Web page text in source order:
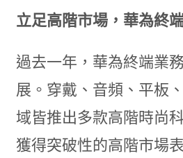
立足高階市場，華為終
過去一年，華為終端業
展。穿戴、音頻、平板
域皆推出多款高階時尚
獲得突破性的高階市場